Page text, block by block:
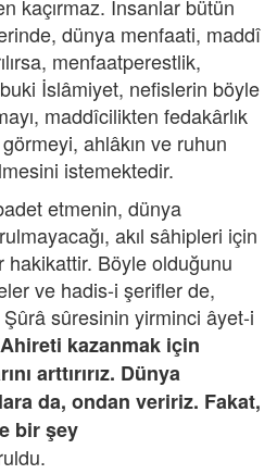
kaçırmaz. İnsanlar bütün
dünya menfaati, maddî
menfaatperestlik,
İslâmiyet, nefislerin böyle
maddîcilikten fedakârlık
ahlâkın ve ruhun
istemektedir.
etmenin, dünya
akıl sâhipleri için
Böyle olduğunu
ve hadis-i şerifler de,
sûresinin yirminci âyet-i
kazanmak için
arttırırız. Dünya
da, ondan veririz. Fakat,
bir şey